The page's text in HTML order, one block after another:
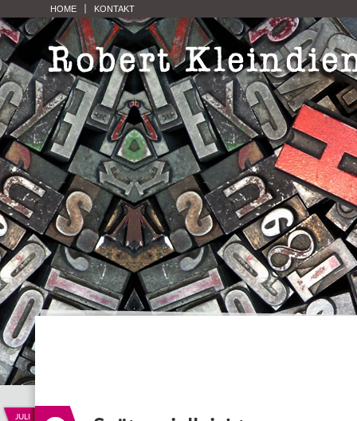
HOME KONTAKT
JULI